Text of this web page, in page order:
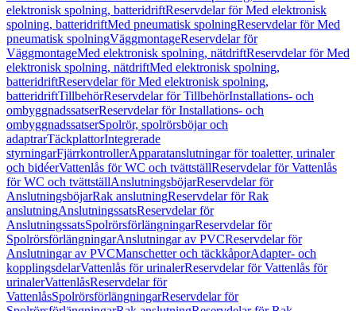
elektronisk spolning, batteridriftReservdelar för Med elektronisk
spolning, batteridriftMed pneumatisk spolningReservdelar för Med
pneumatisk spolningVäggmontageReservdelar för
VäggmontageMed elektronisk spolning, nätdriftReservdelar för Med
elektronisk spolning, nätdriftMed elektronisk spolning,
batteridriftReservdelar för Med elektronisk spolning,
batteridriftTillbehörReservdelar för TillbehörInstallations- och
ombyggnadssatserReservdelar för Installations- och
ombyggnadssatserSpolrör, spolrörsböjar och
adaptrarTäckplattorIntegrerade
styrningarFjärrkontrollerApparatanslutningar för toaletter, urinaler
och bidéerVattenlås för WC och tvättställReservdelar för Vattenlås
för WC och tvättställAnslutningsböjarReservdelar för
AnslutningsböjarRak anslutningReservdelar för Rak
anslutningAnslutningssatsReservdelar för
AnslutningssatsSpolrörsförlängningarReservdelar för
SpolrörsförlängningarAnslutningar av PVCReservdelar för
Anslutningar av PVCManschetter och täckkåporAdapter- och
kopplingsdelarVattenlås för urinalerReservdelar för Vattenlås för
urinalerVattenlåsReservdelar för
VattenlåsSpolrörsförlängningarReservdelar för